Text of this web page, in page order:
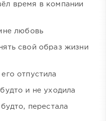
время в компании
любовь
свой образ жизни
отпустила
и не уходила
перестала